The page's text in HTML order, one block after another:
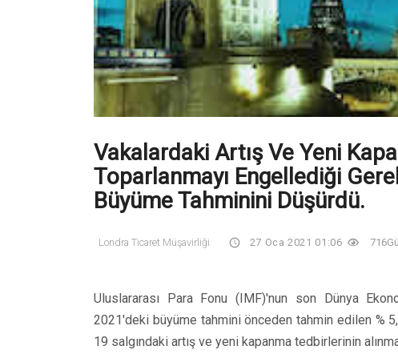
Vakalardaki Artış Ve Yeni
Toparlanmayı Engellediği
Büyüme Tahminini Düşürdü.
Londra Ticaret Müşavirliği 27 Oca 2021 01:06 716
Uluslararası Para Fonu (IMF)'nun son Dünya
2021'deki büyüme tahmini önceden tahmin edilen %
19 salgındaki artış ve yeni kapanma tedbirlerinin